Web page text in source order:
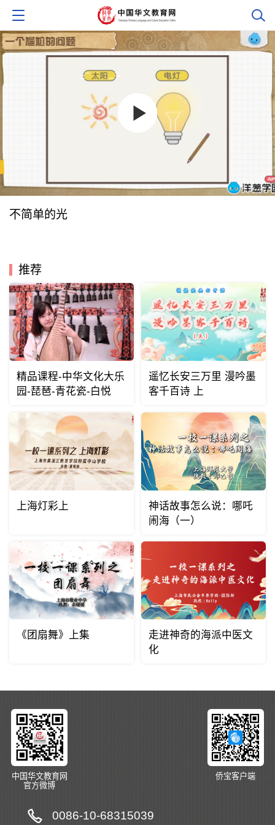
不简单的光
推荐
精品课程-中华文化大乐
园-琵琶-青花瓷-白悦
遥忆长安三万里 漫吟墨
客千百诗 上
上海灯彩上
神话故事怎么说：哪吒
闹海（一）
《团扇舞》上集
走进神奇的海派中医文
化
中国华文教育网
官方微博
侨宝客户端
0086-10-68315039